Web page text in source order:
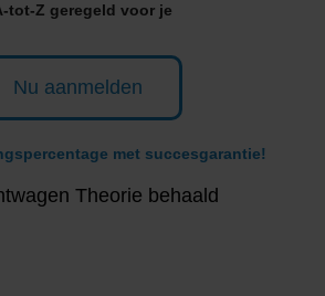
tot-Z geregeld voor je
Nu aanmelden
met succesgarantie!